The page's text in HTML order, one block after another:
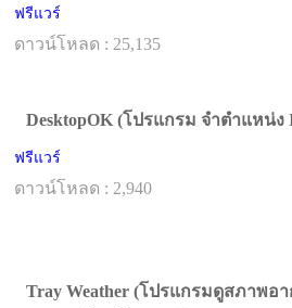
ฟรีแวร์
ดาวน์โหลด : 25,135
DesktopOK (โปรแกรม จำตำแหน่ง
ฟรีแวร์
ดาวน์โหลด : 2,940
Tray Weather (โปรแกรมดูสภาพอ